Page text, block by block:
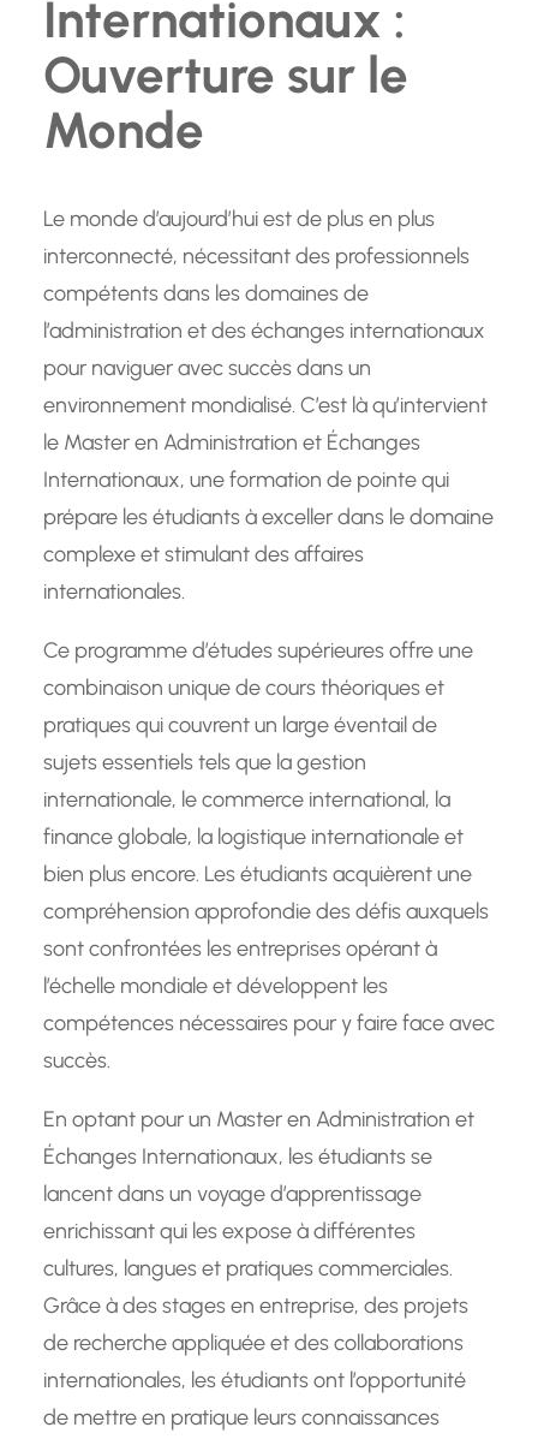
Internationaux :
Ouverture sur le
Monde
Le monde d’aujourd’hui est de plus en plus
interconnecté, nécessitant des professionnels
compétents dans les domaines de
l’administration et des échanges internationaux
pour naviguer avec succès dans un
environnement mondialisé. C’est là qu’intervient
le Master en Administration et Échanges
Internationaux, une formation de pointe qui
prépare les étudiants à exceller dans le domaine
complexe et stimulant des affaires
internationales.
Ce programme d’études supérieures offre une
combinaison unique de cours théoriques et
pratiques qui couvrent un large éventail de
sujets essentiels tels que la gestion
internationale, le commerce international, la
finance globale, la logistique internationale et
bien plus encore. Les étudiants acquièrent une
compréhension approfondie des défis auxquels
sont confrontées les entreprises opérant à
l’échelle mondiale et développent les
compétences nécessaires pour y faire face avec
succès.
En optant pour un Master en Administration et
Échanges Internationaux, les étudiants se
lancent dans un voyage d’apprentissage
enrichissant qui les expose à différentes
cultures, langues et pratiques commerciales.
Grâce à des stages en entreprise, des projets
de recherche appliquée et des collaborations
internationales, les étudiants ont l’opportunité
de mettre en pratique leurs connaissances